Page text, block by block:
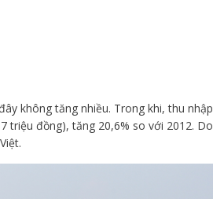
không tăng nhiều. Trong khi, thu nhập
triệu đồng), tăng 20,6% so với 2012. Do